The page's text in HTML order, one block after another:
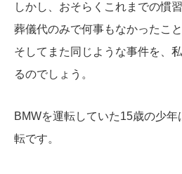
しかし、おそらくこれまでの慣
葬儀代のみで何事もなかったこ
そしてまた同じような事件を、
るのでしょう。
BMWを運転していた15歳の少
転です。